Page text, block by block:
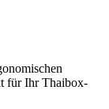
für Ihr Thaibox-